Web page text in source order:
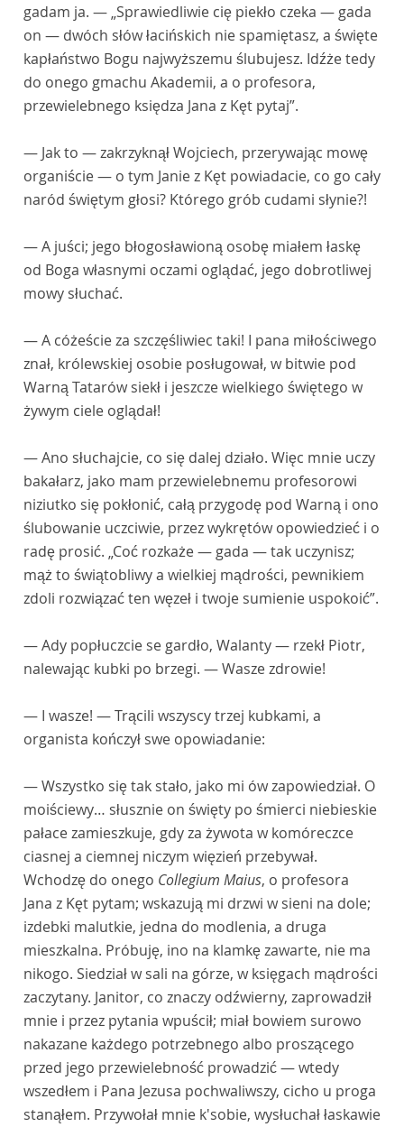
gadam ja. — „Sprawiedliwie cię piekło czeka — gada
on — dwóch słów łacińskich nie spamiętasz, a święte
kapłaństwo Bogu najwyższemu ślubujesz. Idźże tedy
do onego gmachu Akademii, a o profesora,
przewielebnego księdza Jana z Kęt pytaj”.
— Jak to — zakrzyknął Wojciech, przerywając mowę
organiście — o tym Janie z Kęt powiadacie, co go cały
naród świętym głosi? Którego grób cudami słynie?!
— A juści; jego błogosławioną osobę miałem łaskę
od Boga własnymi oczami oglądać, jego dobrotliwej
mowy słuchać.
— A cóżeście za szczęśliwiec taki! I pana miłościwego
znał, królewskiej osobie posługował, w bitwie pod
Warną Tatarów siekł i jeszcze wielkiego świętego w
żywym ciele oglądał!
— Ano słuchajcie, co się dalej działo. Więc mnie uczy
bakałarz, jako mam przewielebnemu profesorowi
niziutko się pokłonić, całą przygodę pod Warną i ono
ślubowanie uczciwie, przez wykrętów opowiedzieć i o
radę prosić. „Coć rozkaże — gada — tak uczynisz;
mąż to świątobliwy a wielkiej mądrości, pewnikiem
zdoli rozwiązać ten węzeł i twoje sumienie uspokoić”.
— Ady popłuczcie se gardło, Walanty — rzekł Piotr,
nalewając kubki po brzegi. — Wasze zdrowie!
— I wasze! — Trącili wszyscy trzej kubkami, a
organista kończył swe opowiadanie:
— Wszystko się tak stało, jako mi ów zapowiedział. O
moiściewy… słusznie on święty po śmierci niebieskie
pałace zamieszkuje, gdy za żywota w komóreczce
ciasnej a ciemnej niczym więzień przebywał.
Wchodzę do onego Collegium Maius, o profesora
Jana z Kęt pytam; wskazują mi drzwi w sieni na dole;
izdebki malutkie, jedna do modlenia, a druga
mieszkalna. Próbuję, ino na klamkę zawarte, nie ma
nikogo. Siedział w sali na górze, w księgach mądrości
zaczytany. Janitor, co znaczy odźwierny, zaprowadził
mnie i przez pytania wpuścił; miał bowiem surowo
nakazane każdego potrzebnego albo proszącego
przed jego przewielebność prowadzić — wtedy
wszedłem i Pana Jezusa pochwaliwszy, cicho u proga
stanąłem. Przywołał mnie k'sobie, wysłuchał łaskawie